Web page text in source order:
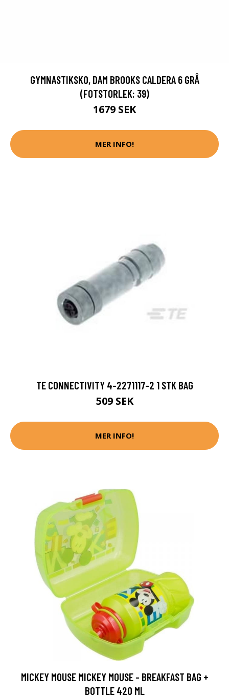
GYMNASTIKSKO, DAM BROOKS CALDERA 6 GRÅ
(FOTSTORLEK: 39)
1679 SEK
MER INFO!
TE CONNECTIVITY 4-2271117-2 1 STK BAG
509 SEK
MER INFO!
MICKEY MOUSE MICKEY MOUSE - BREAKFAST BAG +
BOTTLE 420 ML